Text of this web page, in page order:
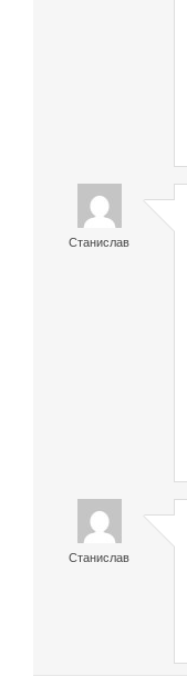
Станислав
Станислав